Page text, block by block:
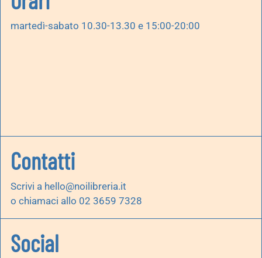
martedì-sabato 10.30-13.30 e 15:00-20:00
Contatti
Scrivi a hello@noilibreria.it
o chiamaci allo 02 3659 7328
Social